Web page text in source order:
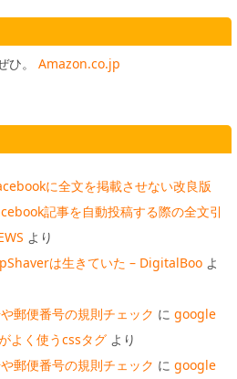
ひ。 Amazon.co.jp
に全文を掲載させない改良版
記事を自動投稿する際の全文引
より
は生きていた – DigitalBoo よ
郵便番号の規則チェック に google
よく使うcssタグ より
郵便番号の規則チェック に google